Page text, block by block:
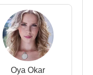
Oya Okar